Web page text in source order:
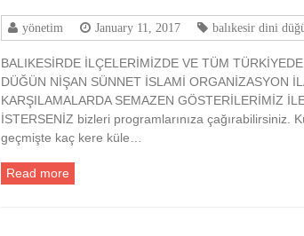
yönetim January 11, 2017 balıkesir dini
BALIKESİRDE İLÇELERİMİZDE VE TÜM
DÜĞÜN NİŞAN SÜNNET İSLAMİ ORGANİZASYON
KARŞILAMALARDA SEMAZEN GÖSTERİLERİMİZ
İSTERSENİZ bizleri programlarınıza
geçmişte kaç kere küle…
Read more